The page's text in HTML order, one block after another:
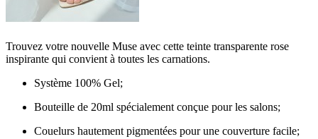
Trouvez votre nouvelle Muse avec cette teinte transparente rose
inspirante qui convient à toutes les carnations.
Système 100% Gel;
Bouteille de 20ml spécialement conçue pour les salons;
Couelurs hautement pigmentées pour une couverture facile;